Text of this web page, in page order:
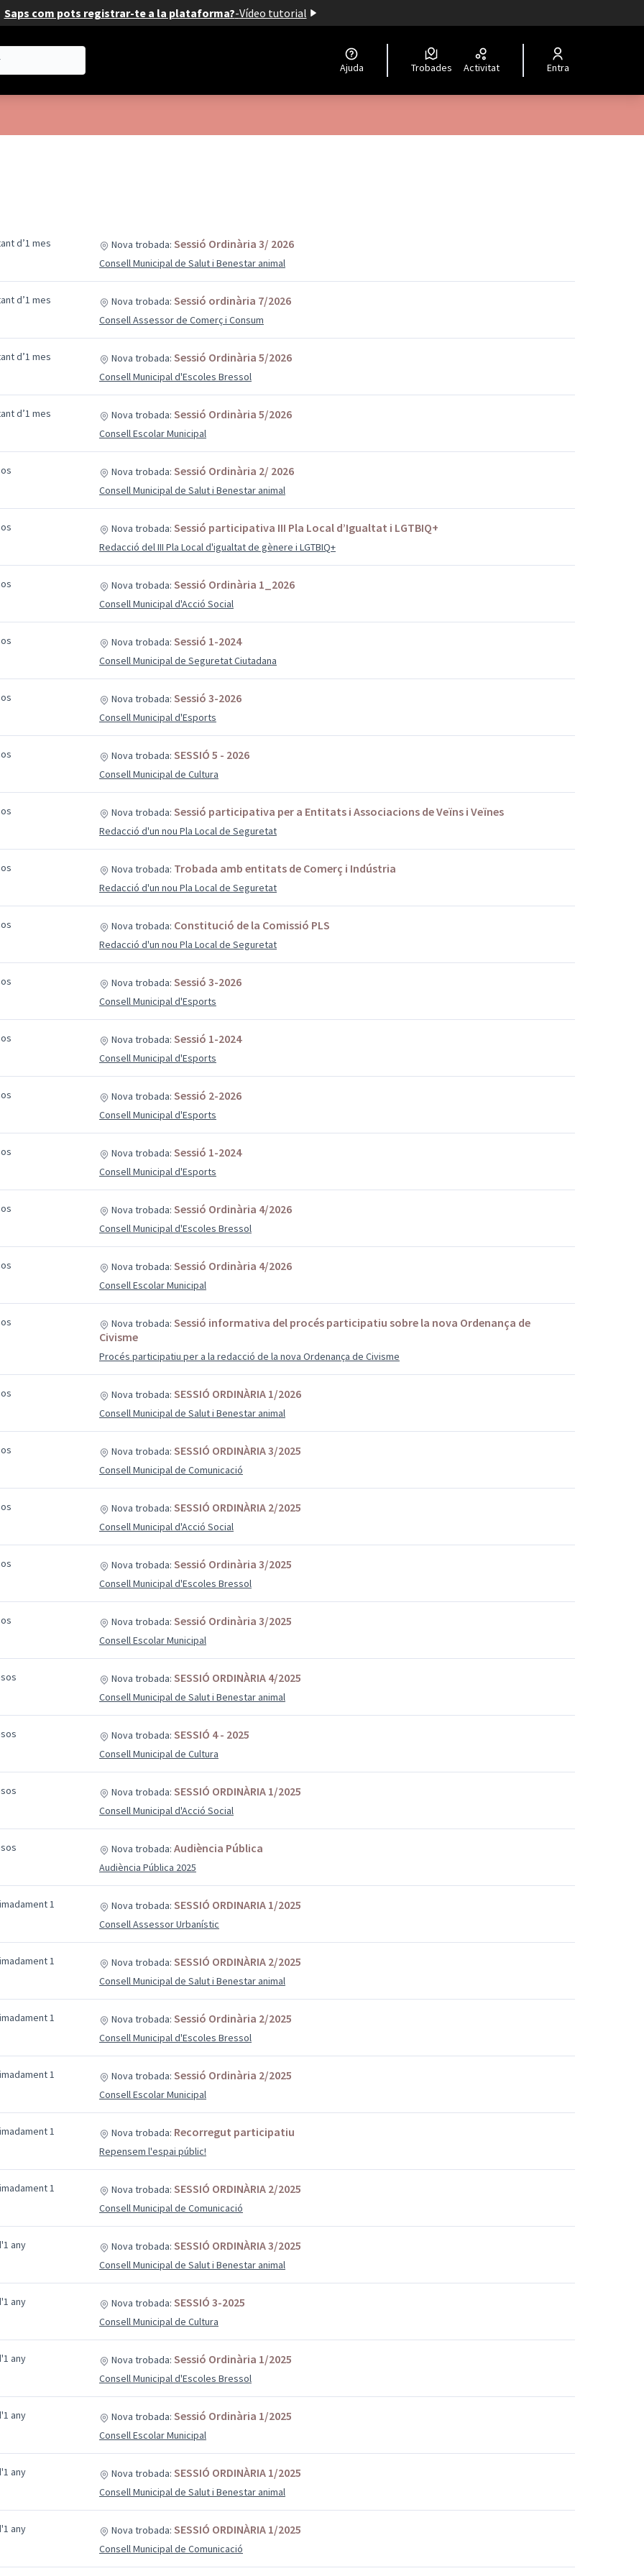
Saps com pots registrar-te a la plataforma?-Vídeo tutorial
Ajuda Trobades Activitat Entra
d’1 mes Nova trobada: Sessió Ordinària 3/ 2026
Consell Municipal de Salut i Benestar animal
d’1 mes Nova trobada: Sessió ordinària 7/2026
Consell Assessor de Comerç i Consum
d’1 mes Nova trobada: Sessió Ordinària 5/2026
Consell Municipal d'Escoles Bressol
d’1 mes Nova trobada: Sessió Ordinària 5/2026
Consell Escolar Municipal
Nova trobada: Sessió Ordinària 2/ 2026
Consell Municipal de Salut i Benestar animal
Nova trobada: Sessió participativa III Pla Local d’Igualtat i LGTBIQ+
Redacció del III Pla Local d'igualtat de gènere i LGTBIQ+
Nova trobada: Sessió Ordinària 1_2026
Consell Municipal d'Acció Social
Nova trobada: Sessió 1-2024
Consell Municipal de Seguretat Ciutadana
Nova trobada: Sessió 3-2026
Consell Municipal d'Esports
Nova trobada: SESSIÓ 5 - 2026
Consell Municipal de Cultura
Nova trobada: Sessió participativa per a Entitats i Associacions de Veïns i Veïnes
Redacció d'un nou Pla Local de Seguretat
Nova trobada: Trobada amb entitats de Comerç i Indústria
Redacció d'un nou Pla Local de Seguretat
Nova trobada: Constitució de la Comissió PLS
Redacció d'un nou Pla Local de Seguretat
Nova trobada: Sessió 3-2026
Consell Municipal d'Esports
Nova trobada: Sessió 1-2024
Consell Municipal d'Esports
Nova trobada: Sessió 2-2026
Consell Municipal d'Esports
Nova trobada: Sessió 1-2024
Consell Municipal d'Esports
Nova trobada: Sessió Ordinària 4/2026
Consell Municipal d'Escoles Bressol
Nova trobada: Sessió Ordinària 4/2026
Consell Escolar Municipal
Nova trobada: Sessió informativa del procés participatiu sobre la nova Ordenança de
Civisme
Procés participatiu per a la redacció de la nova Ordenança de Civisme
Nova trobada: SESSIÓ ORDINÀRIA 1/2026
Consell Municipal de Salut i Benestar animal
Nova trobada: SESSIÓ ORDINÀRIA 3/2025
Consell Municipal de Comunicació
Nova trobada: SESSIÓ ORDINÀRIA 2/2025
Consell Municipal d'Acció Social
Nova trobada: Sessió Ordinària 3/2025
Consell Municipal d'Escoles Bressol
Nova trobada: Sessió Ordinària 3/2025
Consell Escolar Municipal
Nova trobada: SESSIÓ ORDINÀRIA 4/2025
Consell Municipal de Salut i Benestar animal
Nova trobada: SESSIÓ 4 - 2025
Consell Municipal de Cultura
Nova trobada: SESSIÓ ORDINÀRIA 1/2025
Consell Municipal d'Acció Social
Nova trobada: Audiència Pública
Audiència Pública 2025
1
Nova trobada: SESSIÓ ORDINARIA 1/2025
Consell Assessor Urbanístic
1
Nova trobada: SESSIÓ ORDINÀRIA 2/2025
Consell Municipal de Salut i Benestar animal
1
Nova trobada: Sessió Ordinària 2/2025
Consell Municipal d'Escoles Bressol
1
Nova trobada: Sessió Ordinària 2/2025
Consell Escolar Municipal
1
Nova trobada: Recorregut participatiu
Repensem l'espai públic!
1
Nova trobada: SESSIÓ ORDINÀRIA 2/2025
Consell Municipal de Comunicació
any Nova trobada: SESSIÓ ORDINÀRIA 3/2025
Consell Municipal de Salut i Benestar animal
any Nova trobada: SESSIÓ 3-2025
Consell Municipal de Cultura
any Nova trobada: Sessió Ordinària 1/2025
Consell Municipal d'Escoles Bressol
any Nova trobada: Sessió Ordinària 1/2025
Consell Escolar Municipal
any Nova trobada: SESSIÓ ORDINÀRIA 1/2025
Consell Municipal de Salut i Benestar animal
any Nova trobada: SESSIÓ ORDINÀRIA 1/2025
Consell Municipal de Comunicació